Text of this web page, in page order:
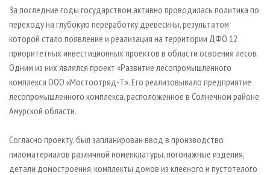
За последние годы государством активно проводилась политика по
переходу на глубокую переработку древесины, результатом
которой стало появление и реализация на территории ДФО 12
приоритетных инвестиционных проектов в области освоения лесов.
Одним из них являлся проект «Развитие лесопромышленного
комплекса ООО «Мостоотряд-Т». Его реализовывало предприятие
лесопромышленного комплекса, расположенное в Солнечном районе
Амурской области.
Согласно проекту, был запланирован ввод в производство
пиломатериалов различной номенклатуры, погонажные изделия,
детали домостроения, комплекты домов из клееного и пустотелого